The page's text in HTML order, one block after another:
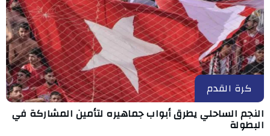
كرة القدم
النجم الساحلي يطرق أبواب جماهيره لتأمين المشاركة في
البطولة